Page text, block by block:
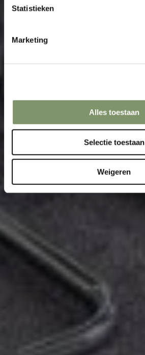
Statistieken
Marketing
Alles toestaan
Selectie toestaan
Weigeren